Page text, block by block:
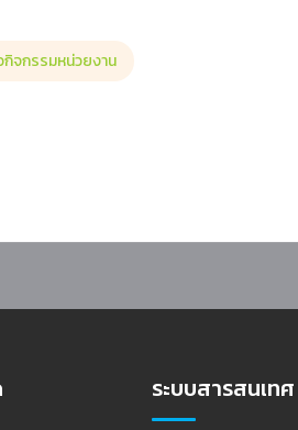
กิจกรรมหน่วยงาน
ร่างกรอบ หลักเกณฑ์ และวิธีการติดตาม ตร
ระบบสารสนเทศ